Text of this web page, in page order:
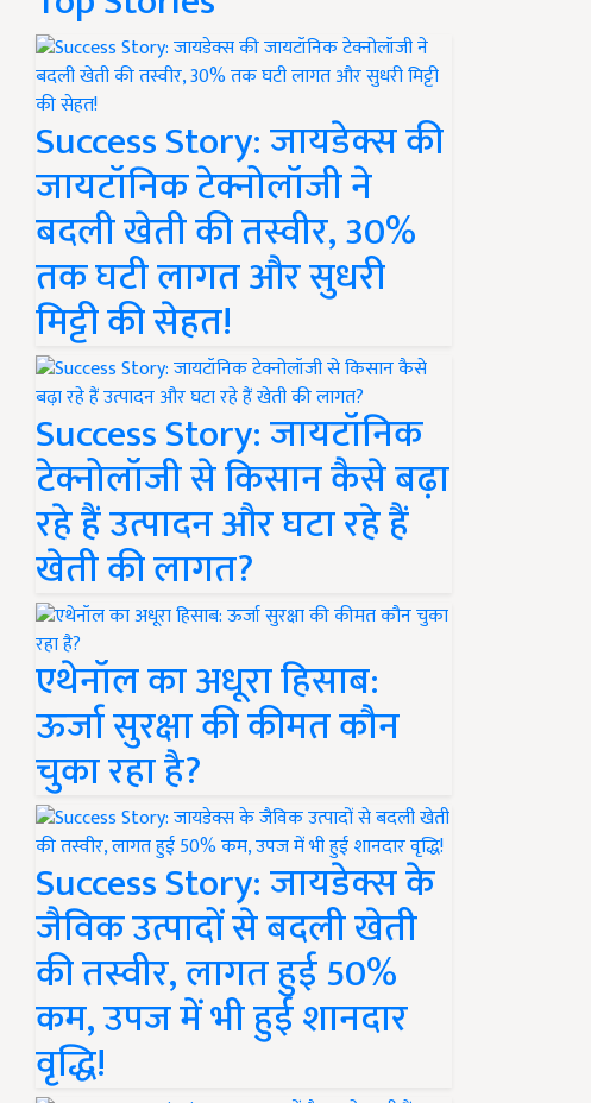
Success Story: जायडेक्स की
जायटॉनिक टेक्नोलॉजी ने
बदली खेती की तस्वीर, 30%
तक घटी लागत और सुधरी
मिट्टी की सेहत!
Success Story: जायटॉनिक
टेक्नोलॉजी से किसान कैसे बढ़ा
रहे हैं उत्पादन और घटा रहे हैं
खेती की लागत?
एथेनॉल का अधूरा हिसाब:
ऊर्जा सुरक्षा की कीमत कौन
चुका रहा है?
Success Story: जायडेक्स के
जैविक उत्पादों से बदली खेती
की तस्वीर, लागत हुई 50%
कम, उपज में भी हुई शानदार
वृद्धि!